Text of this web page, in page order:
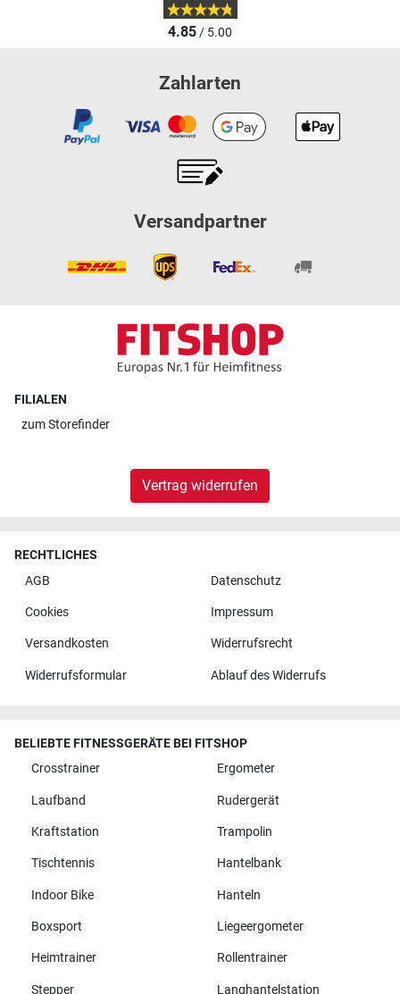
4.85/ 5.00
Zahlarten
Versandpartner
FILIALEN
zumStorefinder
Vertrag widerrufen
RECHTLICHES
AGB
Datenschutz
Cookies Impressum
Versandkosten Widerrufsrecht
Widerrufsformular Ablauf des Widerrufs
BELIEBTE FITNESSGERÄTE BEI FITSHOP
Crosstrainer
Ergometer
Laufband Rudergerät
Kraftstation Trampolin
Tischtennis Hantelbank
Indoor Bike Hanteln
Boxsport Liegeergometer
Heimtrainer Rollentrainer
Stepper Langhantelstation